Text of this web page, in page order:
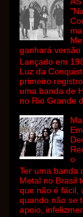
ganhará versão
Lançado em
Luz da
primeiro
uma banda de
no Rio Grande
o
Ter uma banda
Metal no Brasil
que não é fácil,
quando não se
apoio,